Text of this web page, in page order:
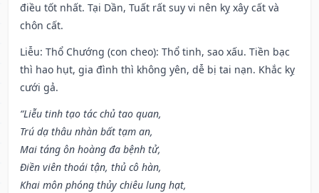
điều tốt nhất. Tại Dần, Tuất rất suy vi nên kỵ xây cất và
chôn cất.
Liễu: Thổ Chướng (con cheo): Thổ tinh, sao xấu. Tiền bạc
thì hao hụt, gia đình thì không yên, dễ bị tai nạn. Khắc kỵ
cưới gả.
“Liễu tinh tạo tác chủ tao quan,
Trú dạ thâu nhàn bất tạm an,
Mai táng ôn hoàng đa bệnh tử,
Điền viên thoái tận, thủ cô hàn,
Khai môn phóng thủy chiêu lung hạt,